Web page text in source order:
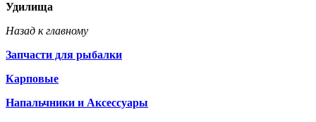
Удилища
Назад к главному
Запчасти для рыбалки
Карповые
Напальчники и Аксессуары